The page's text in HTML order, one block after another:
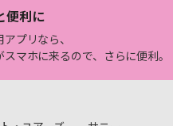
便利に
プリなら、
マホに来るので、さらに便利。